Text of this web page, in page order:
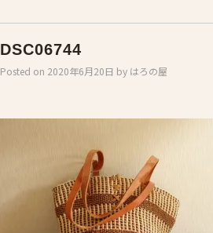
DSC06744
Posted on 2020年6月20日 by はろの屋